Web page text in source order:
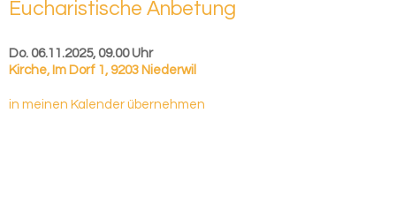
Eu­cha­ris­ti­sche An­be­tung
Do. 06.11.2025, 09.00 Uhr
Kirche, Im Dorf 1, 9203 Niederwil
in meinen Kalender übernehmen